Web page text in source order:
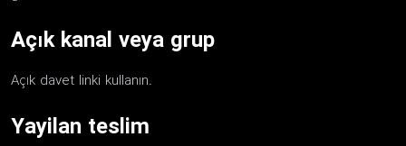
Açık kanal veya grup
Açık davet linki kullanın.
Yayilan teslim